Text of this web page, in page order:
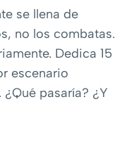
se llena de
no los combatas.
Dedica 15
escenario
pasaría? ¿Y